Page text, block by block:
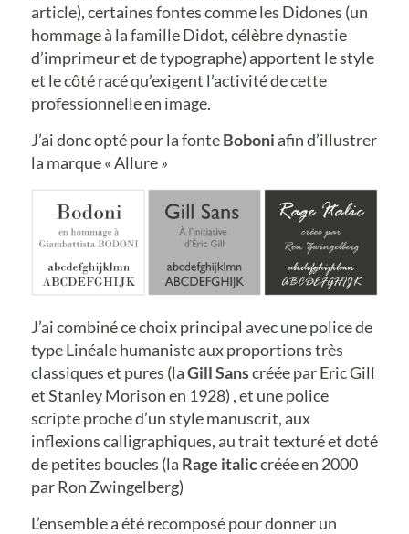
article), certaines fontes comme les Didones (un
hommage à la famille Didot, célèbre dynastie
d’imprimeur et de typographe) apportent le style
et le côté racé qu’exigent l’activité de cette
professionnelle en image.
J’ai donc opté pour la fonteBoboniafin d’illustrer
la marque « Allure »
J’ai combiné ce choix principal avec une police de
type Linéale humaniste aux proportions très
classiques et pures (laGill Sanscréée par Eric Gill
et Stanley Morison en 1928) , et une police
scripte proche d’un style manuscrit, aux
inflexions calligraphiques, au trait texturé et doté
de petites boucles (la Rage italiccréée en 2000
par Ron Zwingelberg)
L’ensemble a été recomposé pour donner un